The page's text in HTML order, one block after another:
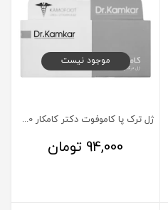
موجود نیست
ژل ترک پا کاموفوت دکتر کامکار 50 میلی لیتر
94,000 تومان